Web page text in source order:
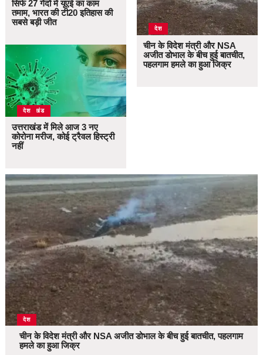
सिर्फ 27 गेंदों में यूएई का काम
तमाम, भारत की टी20 इतिहास की
सबसे बड़ी जीत
उत्तराखंड
देश
उत्तराखंड में मिले आज 3 नए
कोरोना मरीज, कोई ट्रैवल हिस्ट्री
नहीं
देश
चीन के विदेश मंत्री और NSA
अजीत डोभाल के बीच हुई बातचीत,
पहलगाम हमले का हुआ जिक्र
देश
चीन के विदेश मंत्री और NSA अजीत डोभाल के बीच हुई बातचीत, पहलगाम
हमले का हुआ जिक्र